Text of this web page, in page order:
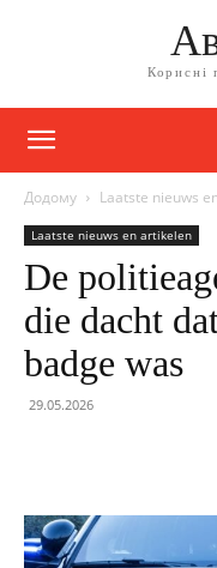
Корисні
Додому Laatste nieuws
Laatste nieuws en artikelen
De
die dacht
badge was
29.05.2026